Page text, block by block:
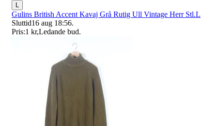
L
Gulins British Accent Kavaj Grå Rutig Ull Vintage Herr Stl.L
Sluttid16 aug 18:56.
Pris:1 kr,Ledande bud.